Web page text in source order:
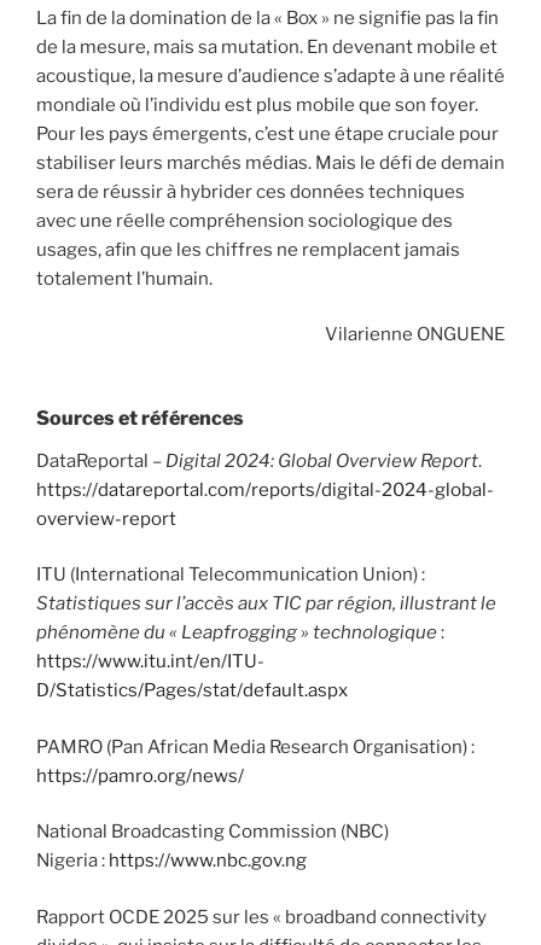
La fin de la domination de la « Box » ne signifie pas la fin
de la mesure, mais sa mutation. En devenant mobile et
acoustique, la mesure d’audience s’adapte à une réalité
mondiale où l’individu est plus mobile que son foyer.
Pour les pays émergents, c’est une étape cruciale pour
stabiliser leurs marchés médias. Mais le défi de demain
sera de réussir à hybrider ces données techniques
avec une réelle compréhension sociologique des
usages, afin que les chiffres ne remplacent jamais
totalement l’humain.
Vilarienne ONGUENE
Sources et références
DataReportal – Digital 2024: Global Overview Report.
https://datareportal.com/reports/digital-2024-global-
overview-report
ITU (International Telecommunication Union) :
Statistiques sur l’accès aux TIC par région, illustrant le
phénomène du « Leapfrogging » technologique:
https://www.itu.int/en/ITU-
D/Statistics/Pages/stat/default.aspx
PAMRO (Pan African Media Research Organisation) :
https://pamro.org/news/
National Broadcasting Commission (NBC)
Nigeria : https://www.nbc.gov.ng
Rapport OCDE 2025 sur les « broadband connectivity